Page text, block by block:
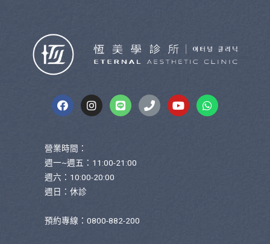
營業時間：
週一~週五：11:00-21:00
週六：10:00-20:00
週日：休診
預約專線：0800-882-200